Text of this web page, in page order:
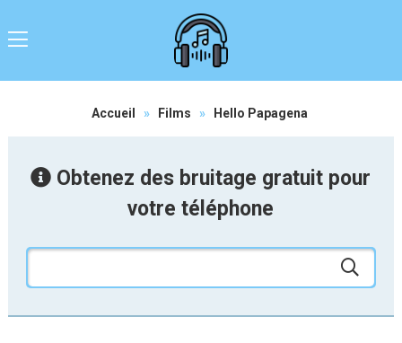
Accueil » Films » Hello Papagena
Obtenez des bruitage gratuit pour
votre téléphone